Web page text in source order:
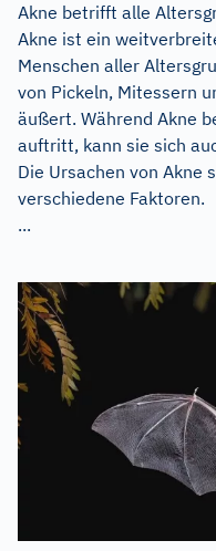
Akne betrifft alle
Akne ist ein
Menschen aller
von Pickeln, Mitessern
äußert. Während Akne
auftritt, kann sie sich
Die Ursachen von Akne
verschiedene Faktoren.
...